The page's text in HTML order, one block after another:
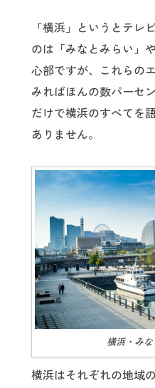
「横浜」というとテレ
のは「みなとみらい」
心部ですが、これらの
みればほんの数パーセ
だけで横浜のすべてを
ありません。
横浜・み
横浜はそれぞれの地域